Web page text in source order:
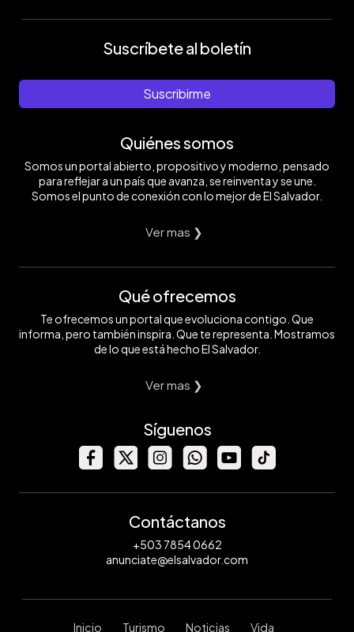
Suscríbete al boletín
Suscribirme
Quiénes somos
Somos un portal abierto, propositivo y moderno, pensado
para reflejar a un país que avanza, se reinventa y se une.
Somos el punto de conexión con lo mejor de El Salvador.
Ver mas ❯
Qué ofrecemos
Te ofrecemos un portal que evoluciona contigo. Que
informa, pero también inspira. Que te representa. Mostramos
de lo que está hecho El Salvador.
Ver mas ❯
Síguenos
Contáctanos
+503 7854 0662
anunciate@elsalvador.com
Inicio Turismo Noticias Vida